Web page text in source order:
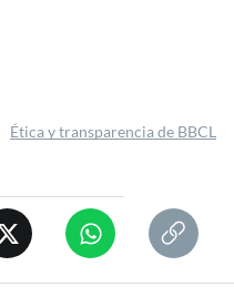
Ética y transparencia de BBCL